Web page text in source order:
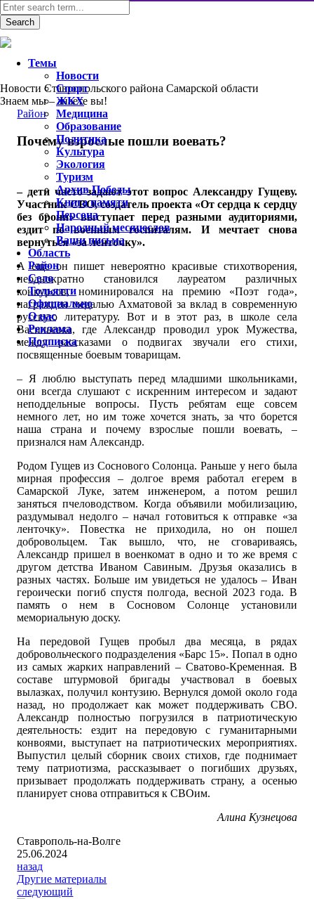
Новости Ставропольского района Самарской области
Знаем мы – знаете вы!
Район
Почему взрослые пошли воевать?
– дети часто задают этот вопрос Александру Гущеву.
Участник СВО, создатель проекта «От сердца к сердцу
без брони» выступает перед разными аудиториями,
ездит по военным госпиталям. И мечтает снова
вернуться «за ленточку».
А еще он пишет невероятно красивые стихотворения,
неоднократно становился лауреатом различных
конкурсов, номинировался на премию «Поэт года»,
награжден медалью Ахматовой за вклад в современную
русскую литературу. Вот и в этот раз, в школе села
Васильевка, где Александр проводил урок Мужества,
между рассказами о подвигах звучали его стихи,
посвященные боевым товарищам.
– Я люблю выступать перед младшими школьниками,
они всегда слушают с искренним интересом и задают
неподдельные вопросы. Пусть ребятам еще совсем
немного лет, но им тоже хочется знать, за что борется
наша страна и почему взрослые пошли воевать, –
признался нам Александр.
Родом Гущев из Соснового Солонца. Раньше у него была
мирная профессия – долгое время работал егерем в
Самарской Луке, затем инженером, а потом решил
заняться пчеловодством. Когда объявили мобилизацию,
раздумывал недолго – начал готовиться к отправке «за
ленточку». Повестка не приходила, но он пошел
добровольцем. Так вышло, что, не сговариваясь,
Александр пришел в военкомат в одно и то же время с
другом детства Иваном Савиным. Друзья оказались в
разных частях. Больше им увидеться не удалось – Иван
героически погиб спустя полгода, весной 2023 года. В
память о нем в Сосновом Солонце установили
мемориальную доску.
На передовой Гущев пробыл два месяца, в рядах
добровольческого подразделения «Барс 15». Попал в одно
из самых жарких направлений – Сватово-Кременная. В
составе штурмовой бригады участвовал в боевых
вылазках, получил контузию. Вернулся домой около года
назад, но продолжает как может поддерживать СВО.
Александр полностью погрузился в патриотическую
деятельность: ездит на передовую с гуманитарными
конвоями, выступает на патриотических мероприятиях.
Выпустил целый сборник своих стихов, где поднимает
тему патриотизма, рассказывает о погибших друзьях,
призывает продолжать поддерживать страну, а осенью
планирует снова отправиться к СВОим.
Алина Кузнецова
Ставрополь-на-Волге
25.06.2024
назад
Другие материалы
следующий
Темы
Новости
Спорт
ЖКХ
Медицина
Образование
Политика
Культура
Экология
Туризм
Архив Победы
Книга памяти
Персона
Народный месяцеслов
Ваши письма
Область
Район
Село
Тольятти
Официально
О нас
Реклама
Подписка